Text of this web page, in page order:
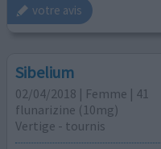
votre avis
Sibelium
02/04/2018 | Femme | 41
flunarizine (10mg)
Vertige - tournis